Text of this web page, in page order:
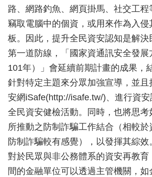
路、網路釣魚、網頁掛馬、社交工
竊取電腦中的個資，或用來作為入侵
板。因此，提升全民資安認知是解決
第一道防線，「國家資通訊安全發展
101年）」會延續前期計畫的成果，
針對特定主題來分眾加強宣導，並且
安網iSafe(http://isafe.tw/)、進行資
全民資安健檢活動。同時，也將思考
所推動之防制詐騙工作結合（相較
防制詐騙較有感覺），以發揮其綜效
對於民眾與非公務體系的資安再教育
間的金融單位可以透過主管機關，